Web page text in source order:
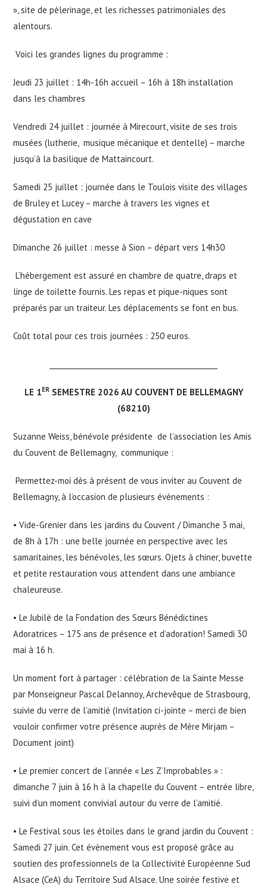
», site de pèlerinage, et les richesses patrimoniales des
alentours.
Voici les grandes lignes du programme :
Jeudi 23 juillet : 14h-16h accueil – 16h à 18h installation
dans les chambres
Vendredi 24 juillet : journée à Mirecourt, visite de ses trois
musées (lutherie, musique mécanique et dentelle) – marche
jusqu’à la basilique de Mattaincourt.
Samedi 25 juillet : journée dans le Toulois visite des villages
de Bruley et Lucey – marche à travers les vignes et
dégustation en cave
Dimanche 26 juillet : messe à Sion – départ vers 14h30
L’hébergement est assuré en chambre de quatre, draps et
linge de toilette fournis. Les repas et pique-niques sont
préparés par un traiteur. Les déplacements se font en bus.
Coût total pour ces trois journées : 250 euros.
LE 1ERSEMESTRE 2026 AU COUVENT DE BELLEMAGNY
(68210)
Suzanne Weiss, bénévole présidente de l’association les Amis
du Couvent de Bellemagny, communique :
Permettez-moi dès à présent de vous inviter au Couvent de
Bellemagny, à l’occasion de plusieurs évènements :
• Vide-Grenier dans les jardins du Couvent / Dimanche 3 mai,
de 8h à 17h : une belle journée en perspective avec les
samaritaines, les bénévoles, les sœurs. Ojets à chiner, buvette
et petite restauration vous attendent dans une ambiance
chaleureuse.
• Le Jubilé de la Fondation des Sœurs Bénédictines
Adoratrices – 175 ans de présence et d’adoration! Samedi 30
mai à 16 h.
Un moment fort à partager : célébration de la Sainte Messe
par Monseigneur Pascal Delannoy, Archevêque de Strasbourg,
suivie du verre de l’amitié (Invitation ci-jointe – merci de bien
vouloir confirmer votre présence auprès de Mère Mirjam –
Document joint)
• Le premier concert de l’année « Les Z’Improbables » :
dimanche 7 juin à 16 h à la chapelle du Couvent – entrée libre,
suivi d’un moment convivial autour du verre de l’amitié.
• Le Festival sous les étoiles dans le grand jardin du Couvent :
Samedi 27 juin. Cet évènement vous est proposé grâce au
soutien des professionnels de la Collectivité Européenne Sud
Alsace (CeA) du Territoire Sud Alsace. Une soirée festive et